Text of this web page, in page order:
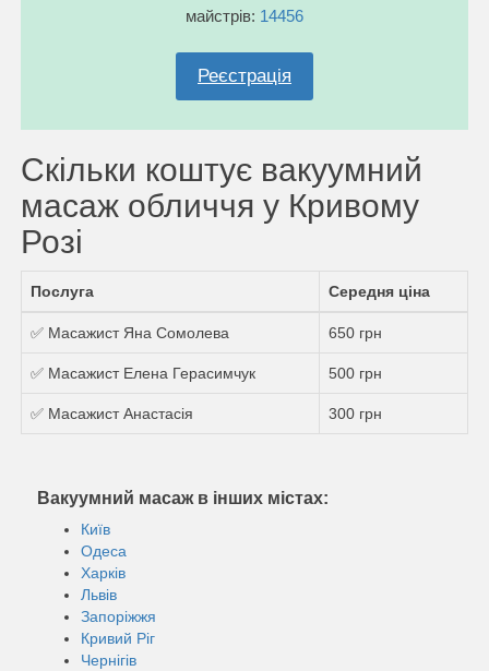
майстрів: 14456
Реєстрація
Скільки коштує вакуумний
масаж обличчя у Кривому
Розі
Послуга Середня ціна
✅ Масажист Яна Сомолева 650 грн
✅ Масажист Елена Герасимчук 500 грн
✅ Масажист Анастасія 300 грн
Вакуумний масаж в інших містах:
Київ
Одеса
Харків
Львів
Запоріжжя
Кривий Ріг
Чернігів